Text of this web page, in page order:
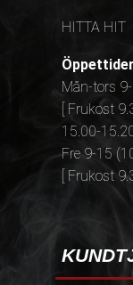
HITTA HIT
Mån-tors
[ Frukost
15.00-15.20
Fre 9-15
[ Frukost